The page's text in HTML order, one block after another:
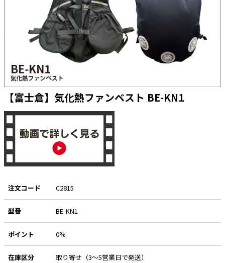
太陽光発電ケーブル・コネクタ・関連資
電源ケーブル／コネクタ／分電盤／ブレ
ーカ
照明・照明器具
電源タップ・延長コード
スイッチ・コンセント（配線器具）
PF管/FEP管/CD管/情報線保護管
みカバー
EV充電設備工事関連
その他
暑さ対策
販売終了品
ホテル・病院向け
【富士倉】気化熱ファンベスト BE-KN1
注文コード C2815
型番 BE-KN1
ポイント 0%
在庫区分 取り寄せ（3～5営業日で発送）